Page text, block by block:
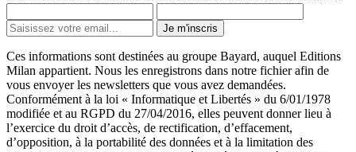
Je m'inscris
Ces informations sont destinées au groupe Bayard, auquel Editions
Milan appartient. Nous les enregistrons dans notre fichier afin de
vous envoyer les newsletters que vous avez demandées.
Conformément à la loi « Informatique et Libertés » du 6/01/1978
modifiée et au RGPD du 27/04/2016, elles peuvent donner lieu à
l’exercice du droit d’accès, de rectification, d’effacement,
d’opposition, à la portabilité des données et à la limitation des